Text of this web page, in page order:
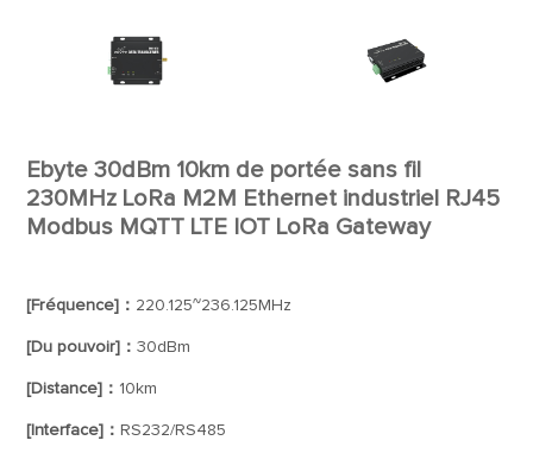
Ebyte 30dBm 10km de portée sans fil
230MHz LoRa M2M Ethernet industriel RJ45
Modbus MQTT LTE IOT LoRa Gateway
[Fréquence]： 220.125~236.125MHz
[Du pouvoir]：30dBm
[Distance]： 10km
[Interface]： RS232/RS485